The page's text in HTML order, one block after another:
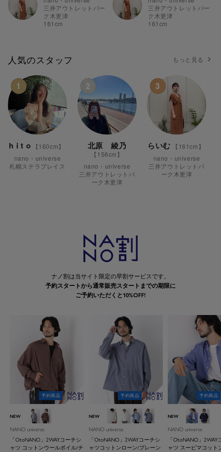
三井アウトレットパー
ク木更津
161 cm
三井アウトレットパー
ク木更津
161 cm
人気のスタッフ もっと見る
1
h i t o 【160cm】
nano・universe
札幌ステラプレイス
2
北原 綾乃
【 156cm】
nano・universe
三井アウトレットパ
ーク木更津
3
らいむ 【 161cm】
nano・universe
三井アウトレットパ
ーク木更津
ナノ割は当サイト限定の早割サービスです。
予約スタートから通常販売スタートまでの期限に
ご予約いただくと10%OFF!
予約商品
NEW
グレーブラウン
NANO universe
「OtoNANO」2WAYコーチシ
ャツ コットンウールボイル/チ
予約商品
NEW
Ｌ．グレー
ホワイト
ブルーネイビー
NANO universe
「OtoNANO」2WAYコーチシ
ャツコットンローン/プレーン
予約商品
NEW
ブルーＤ．ネ
NANO universe
「OtoNANO」2WAY
ャツ スーピマコット